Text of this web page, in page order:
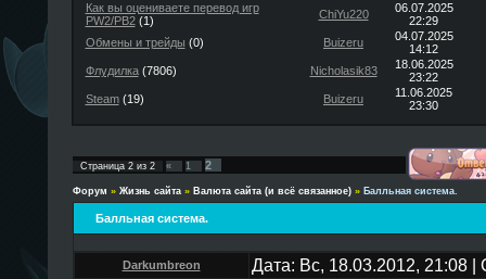
Как вы оцениваете перевод игр
PW2/PB2(1) ChiYu220
06.07.2025
22:29
Обмены и трейды (0) Buizeru
04.07.2025
14:12
Флудилка(7806) Nicholasik83
18.06.2025
23:22
Steam(19) Buizeru
11.06.2025
23:30
Страница 2из 2 « 1 2
Форум » Жизнь сайта » Валюта сайта (и всё связанное) » Балльная система.
Балльная система.
Darkumbreon Дата: Вс, 18.03.2012, 21:08